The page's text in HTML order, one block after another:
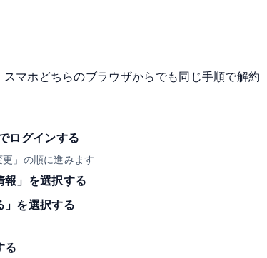
マホどちらのブラウザからでも同じ手順で解約
ログインする
」の順に進みます
報」を選択する
」を選択する
る